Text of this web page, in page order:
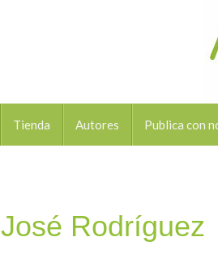
Tienda Autores Publica con
José Rodríguez